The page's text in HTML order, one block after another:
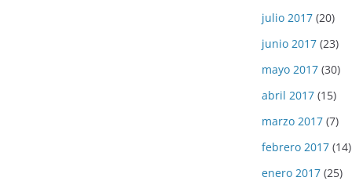
julio 2017 (20)
junio 2017 (23)
mayo 2017 (30)
abril 2017 (15)
marzo 2017 (7)
febrero 2017 (14)
enero 2017 (25)